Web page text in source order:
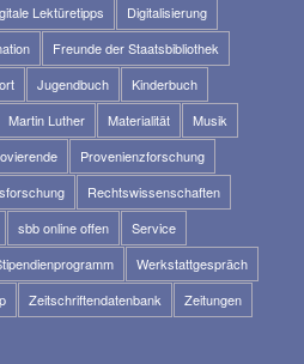
Lektüretipps
Digitalisierung
Freunde der Staatsbibliothek
Jugendbuch
Kinderbuch
Martin Luther Materialität
Musik
Provenienzforschung
Rechtswissenschaften
sbb online offen
Service
Werkstattgespräch
Zeitschriftendatenbank
Zeitungen